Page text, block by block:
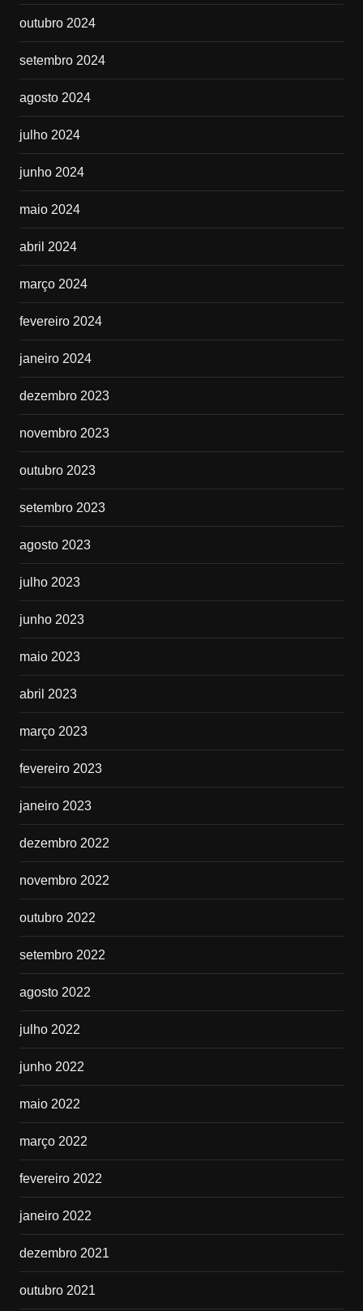
outubro 2024
setembro 2024
agosto 2024
julho 2024
junho 2024
maio 2024
abril 2024
março 2024
fevereiro 2024
janeiro 2024
dezembro 2023
novembro 2023
outubro 2023
setembro 2023
agosto 2023
julho 2023
junho 2023
maio 2023
abril 2023
março 2023
fevereiro 2023
janeiro 2023
dezembro 2022
novembro 2022
outubro 2022
setembro 2022
agosto 2022
julho 2022
junho 2022
maio 2022
março 2022
fevereiro 2022
janeiro 2022
dezembro 2021
outubro 2021